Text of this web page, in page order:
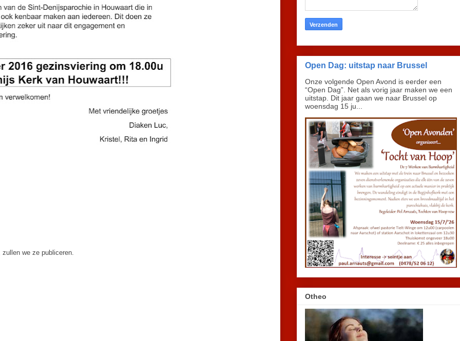
we ze publiceren.
Open Dag: uitstap naar Brussel
Onze volgende Open Avond is eerder een
“Open Dag”. Net als vorig jaar maken we een
uitstap. Dit jaar gaan we naar Brussel op
woensdag 15 ju...
Otheo